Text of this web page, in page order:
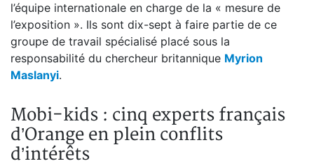
l’équipe internationale en charge de la « mesure de
l’exposition ». Ils sont dix-sept à faire partie de ce
groupe de travail spécialisé placé sous la
responsabilité du chercheur britannique Myrion
Maslanyi.
Mobi-kids : cinq experts français
d’Orange en plein conflits
d’intérêts